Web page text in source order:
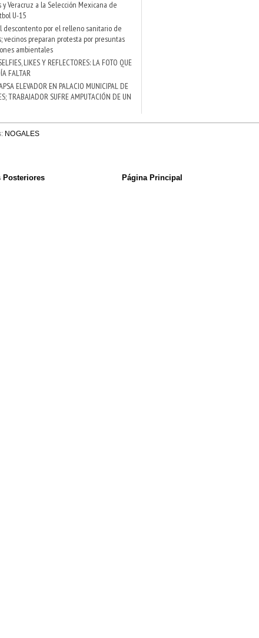
y Veracruz a la Selección Mexicana de
U-15
descontento por el relleno sanitario de
vecinos preparan protesta por presuntas
ambientales
LIKES Y REFLECTORES: LA FOTO QUE
FALTAR
ELEVADOR EN PALACIO MUNICIPAL DE
TRABAJADOR SUFRE AMPUTACIÓN DE UN
NOGALES
Posteriores Página Principal